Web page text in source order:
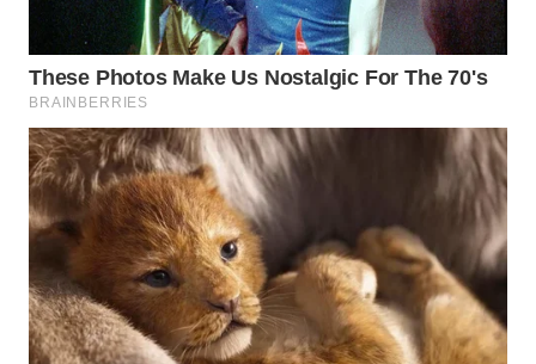
WN
LABUHANBATU
WN
TAPANULI
TENGAH
WN DELI
SERDANG
WN
TEBING
TINGGI